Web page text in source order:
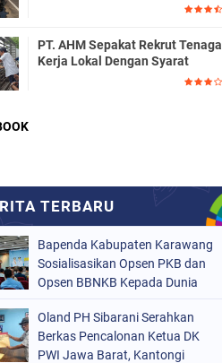
PT. AHM Sepakat Rekrut Tenaga
Kerja Lokal Dengan Syarat
Bapenda Kabupaten Karawang
Sosialisasikan Opsen PKB dan
Opsen BBNKB Kepada Dunia
Oland PH Sibarani Serahkan
Berkas Pencalonan Ketua DK
PWI Jawa Barat, Kantongi